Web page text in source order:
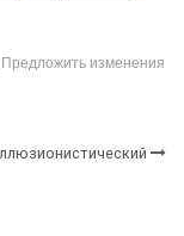
Предложить изменения